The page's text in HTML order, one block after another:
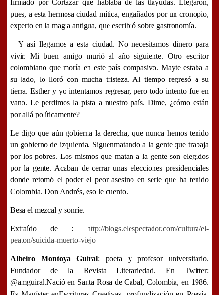
firmado por Cortázar que hablaba de las tlayudas. Llegaron,
pues, a esta hermosa ciudad mítica, engañados por un cronopio,
experto en la magia antigua, que escribió sobre gastronomía.
―Y así llegamos a esta ciudad. No necesitamos dinero para
vivir. Mi buen amigo murió al año siguiente. Otro escritor
colombiano que moría en este país compasivo. Mayte estaba a
su lado, lo lloró con mucha tristeza. Al tiempo regresó a su
tierra. Esther y yo intentamos regresar, pero todo intento fue en
vano. Le perdimos la pista a nuestro país. Dime, ¿cómo están
por allá políticamente?
Le digo que aún gobierna la derecha, que nunca hemos tenido
un gobierno de izquierda. Siguenmatando a la gente que trabaja
por los pobres. Los mismos que matan a la gente son elegidos
por la gente. Acaban de cerrar unas elecciones presidenciales
donde retomó el poder el peor asesino en serie que ha tenido
Colombia. Don Andrés, eso le cuento.
Besa el mezcal y sonríe.
Extraído de : http://blogs.elespectador.com/cultura/el-
peaton/suicida-muerto-viejo
Albeiro Montoya Guiral: poeta y profesor universitario.
Fundador de la Revista Literariedad. En Twitter:
@amguiral.Nació en Santa Rosa de Cabal, Colombia, en 1986.